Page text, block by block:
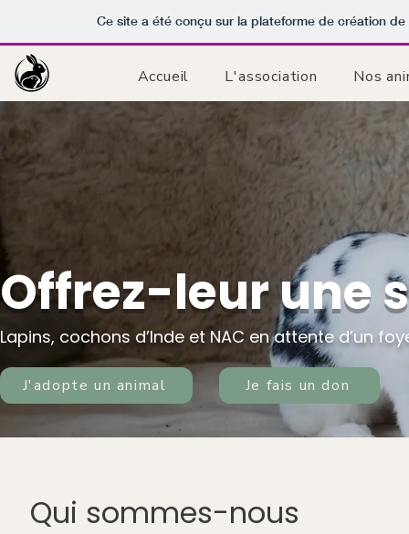
Ce site a été conçu sur la plateforme de création
Accueil L'association Nos
Offrez-leur une
Lapins, cochons d’Inde et NAC en attente d’un
J'adopte un animal Je fais un don
Qui sommes-nous